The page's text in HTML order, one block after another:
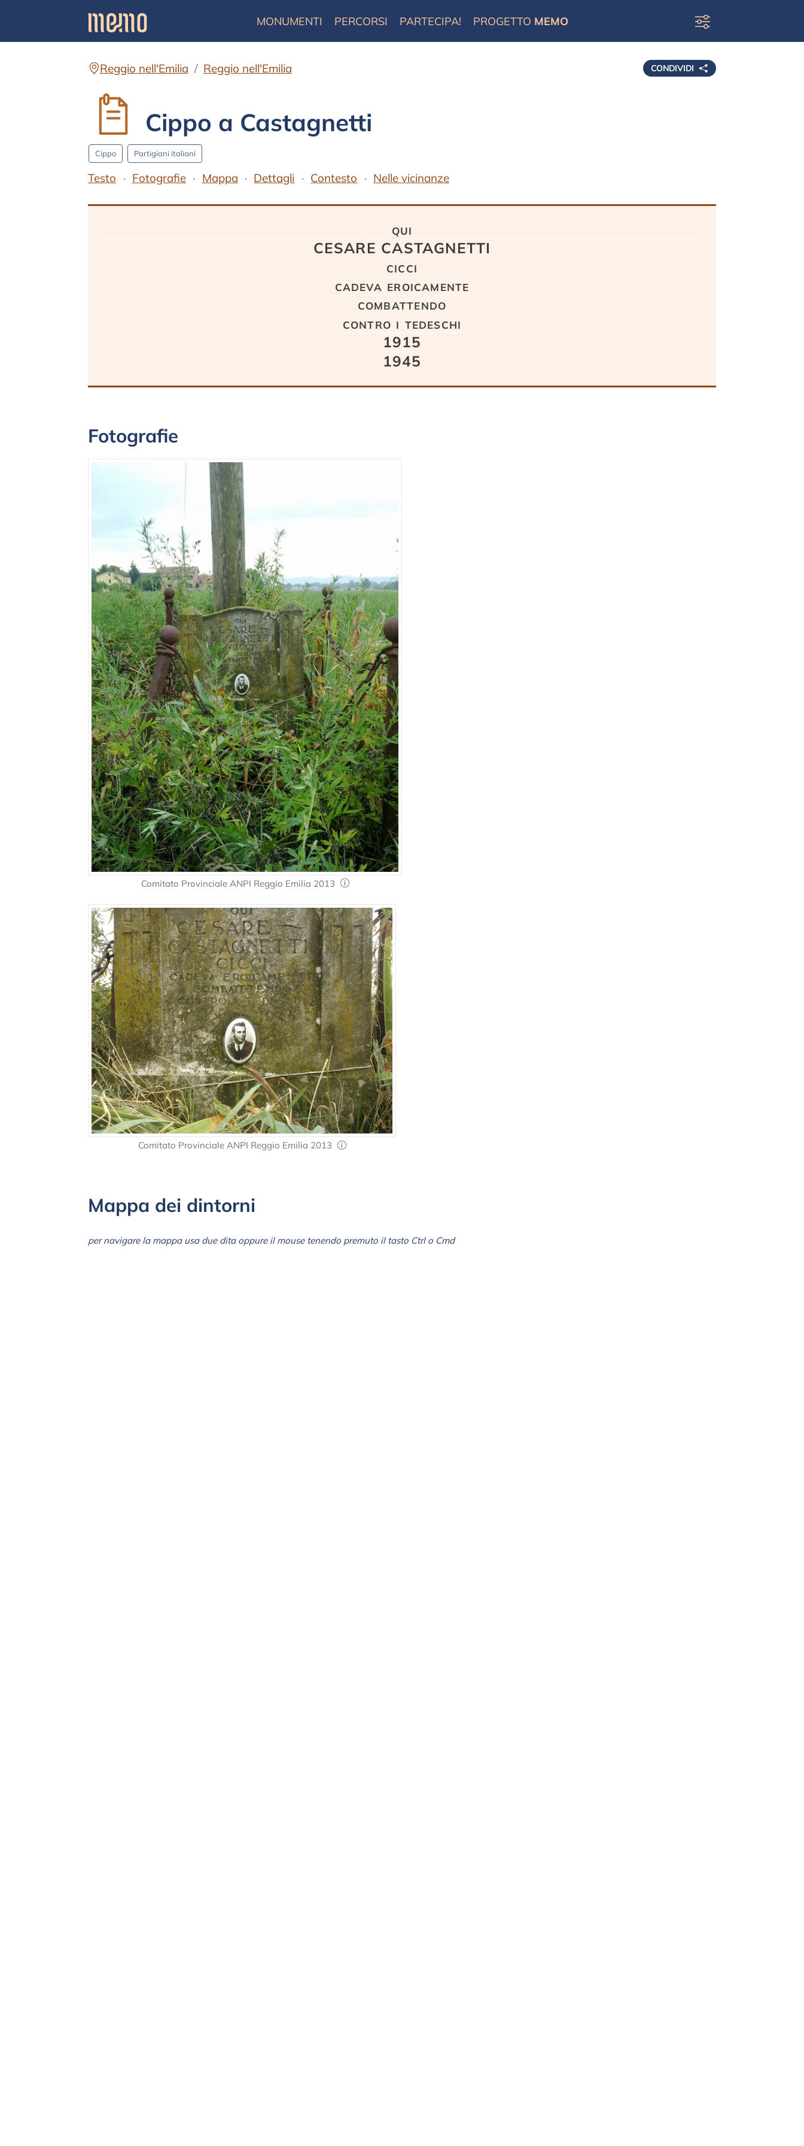
MONUMENTI PERCORSI PARTECIPA! PROGETTO MEMO
CONDIVIDI
Reggio nell'Emilia Reggio nell'Emilia
Cippo a Castagnetti
Cippo Partigiani italiani
Testo Fotografie Mappa Dettagli Contesto Nelle vicinanze
qui
CESARE CASTAGNETTI
cicci
cadeva eroicamente
combattendo
contro i tedeschi
1915
1945
Fotografie
Comitato Provinciale ANPI Reggio Emilia 2013
Comitato Provinciale ANPI Reggio Emilia 2013
Mappa dei dintorni
per navigare la mappa usa due dita oppure il mouse tenendo premuto il tasto Ctrl o Cmd